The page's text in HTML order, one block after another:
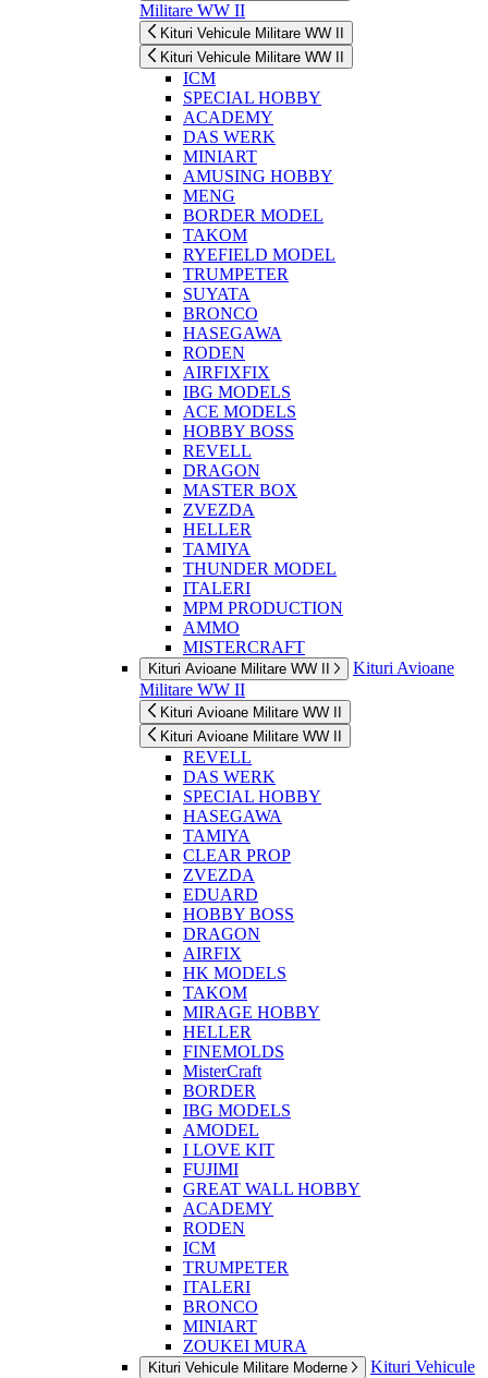
Militare WW II
Kituri Vehicule Militare WW II
Kituri Vehicule Militare WW II
ICM
SPECIAL HOBBY
ACADEMY
DAS WERK
MINIART
AMUSING HOBBY
MENG
BORDER MODEL
TAKOM
RYEFIELD MODEL
TRUMPETER
SUYATA
BRONCO
HASEGAWA
RODEN
AIRFIXFIX
IBG MODELS
ACE MODELS
HOBBY BOSS
REVELL
DRAGON
MASTER BOX
ZVEZDA
HELLER
TAMIYA
THUNDER MODEL
ITALERI
MPM PRODUCTION
AMMO
MISTERCRAFT
Kituri Avioane Militare WW II
Kituri Avioane
Militare WW II
Kituri Avioane Militare WW II
Kituri Avioane Militare WW II
REVELL
DAS WERK
SPECIAL HOBBY
HASEGAWA
TAMIYA
CLEAR PROP
ZVEZDA
EDUARD
HOBBY BOSS
DRAGON
AIRFIX
HK MODELS
TAKOM
MIRAGE HOBBY
HELLER
FINEMOLDS
MisterCraft
BORDER
IBG MODELS
AMODEL
I LOVE KIT
FUJIMI
GREAT WALL HOBBY
ACADEMY
RODEN
ICM
TRUMPETER
ITALERI
BRONCO
MINIART
ZOUKEI MURA
Kituri Vehicule Militare Moderne
Kituri Vehicule